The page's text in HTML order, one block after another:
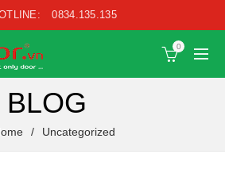
0834.135.135
0
BLOG
Uncategorized